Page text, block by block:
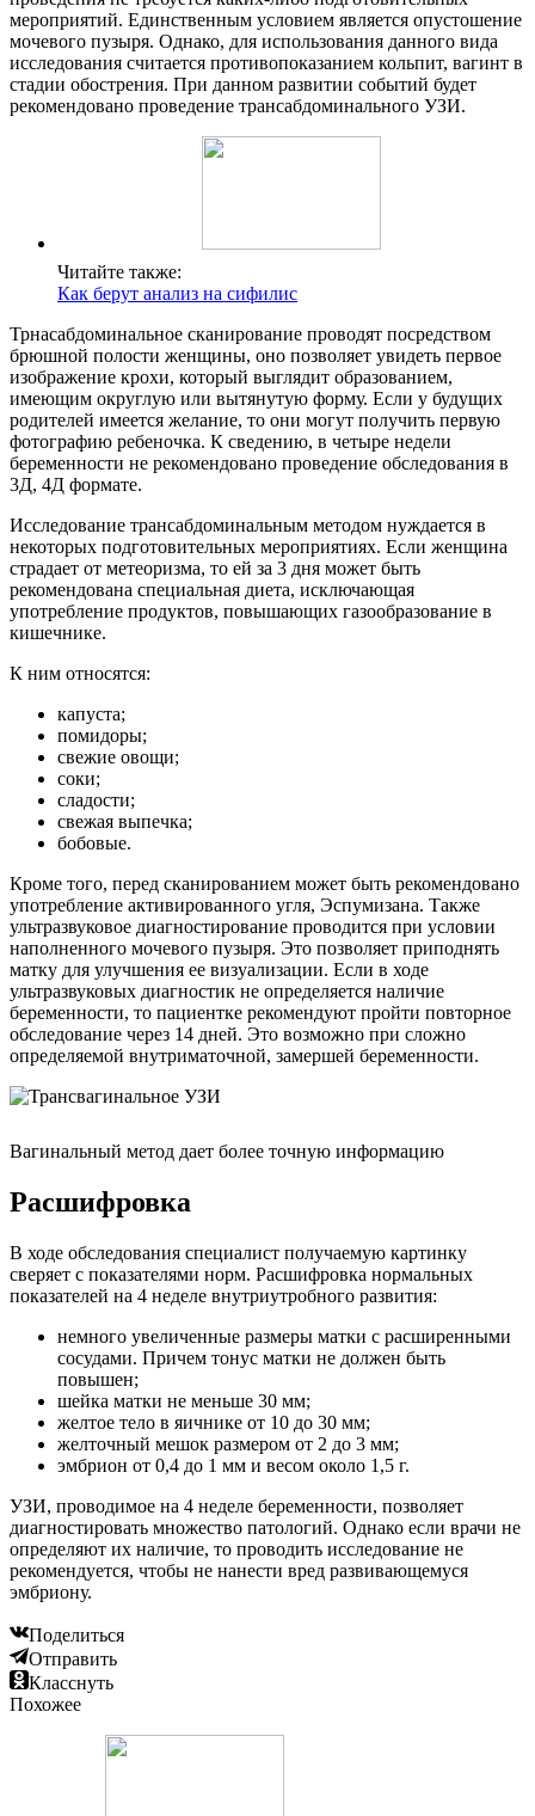
мероприятий. Единственным условием является опустошение
мочевого пузыря. Однако, для использования данного вида
исследования считается противопоказанием кольпит, вагинт в
стадии обострения. При данном развитии событий будет
рекомендовано проведение трансабдоминального УЗИ.
Читайте также:
Как берут анализ на сифилис
Трнасабдоминальное сканирование проводят посредством
брюшной полости женщины, оно позволяет увидеть первое
изображение крохи, который выглядит образованием,
имеющим округлую или вытянутую форму. Если у будущих
родителей имеется желание, то они могут получить первую
фотографию ребеночка. К сведению, в четыре недели
беременности не рекомендовано проведение обследования в
3Д, 4Д формате.
Исследование трансабдоминальным методом нуждается в
некоторых подготовительных мероприятиях. Если женщина
страдает от метеоризма, то ей за 3 дня может быть
рекомендована специальная диета, исключающая
употребление продуктов, повышающих газообразование в
кишечнике.
К ним относятся:
капуста;
помидоры;
свежие овощи;
соки;
сладости;
свежая выпечка;
бобовые.
Кроме того, перед сканированием может быть рекомендовано
употребление активированного угля, Эспумизана. Также
ультразвуковое диагностирование проводится при условии
наполненного мочевого пузыря. Это позволяет приподнять
матку для улучшения ее визуализации. Если в ходе
ультразвуковых диагностик не определяется наличие
беременности, то пациентке рекомендуют пройти повторное
обследование через 14 дней. Это возможно при сложно
определяемой внутриматочной, замершей беременности.
Вагинальный метод дает более точную информацию
Расшифровка
В ходе обследования специалист получаемую картинку
сверяет с показателями норм. Расшифровка нормальных
показателей на 4 неделе внутриутробного развития:
немного увеличенные размеры матки с расширенными
сосудами. Причем тонус матки не должен быть
повышен;
шейка матки не меньше 30 мм;
желтое тело в яичнике от 10 до 30 мм;
желточный мешок размером от 2 до 3 мм;
эмбрион от 0,4 до 1 мм и весом около 1,5 г.
УЗИ, проводимое на 4 неделе беременности, позволяет
диагностировать множество патологий. Однако если врачи не
определяют их наличие, то проводить исследование не
рекомендуется, чтобы не нанести вред развивающемуся
эмбриону.
Поделиться
Отправить
Класснуть
Похожее